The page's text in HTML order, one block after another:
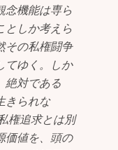
念機能は専ら
としか考えら
その私権闘争
てゆく。しか
絶対である
きられな
権追求とは別
価値を、頭の